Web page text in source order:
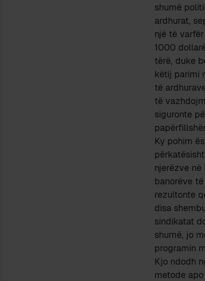
shumë
ardhurat,
një të
1000
tërë, duke
këtij parimi
të
të
siguronte
Ky pohim
njerëzve
banorëve
rezultonte
disa
sindikatat
shumë, jo
programin
Kjo ndodh
metode